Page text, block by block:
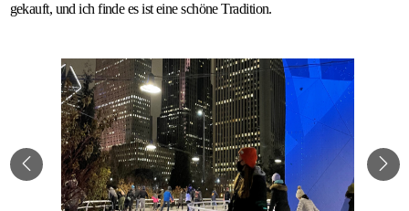
gekauft, und ich finde es ist eine schöne Tradition.